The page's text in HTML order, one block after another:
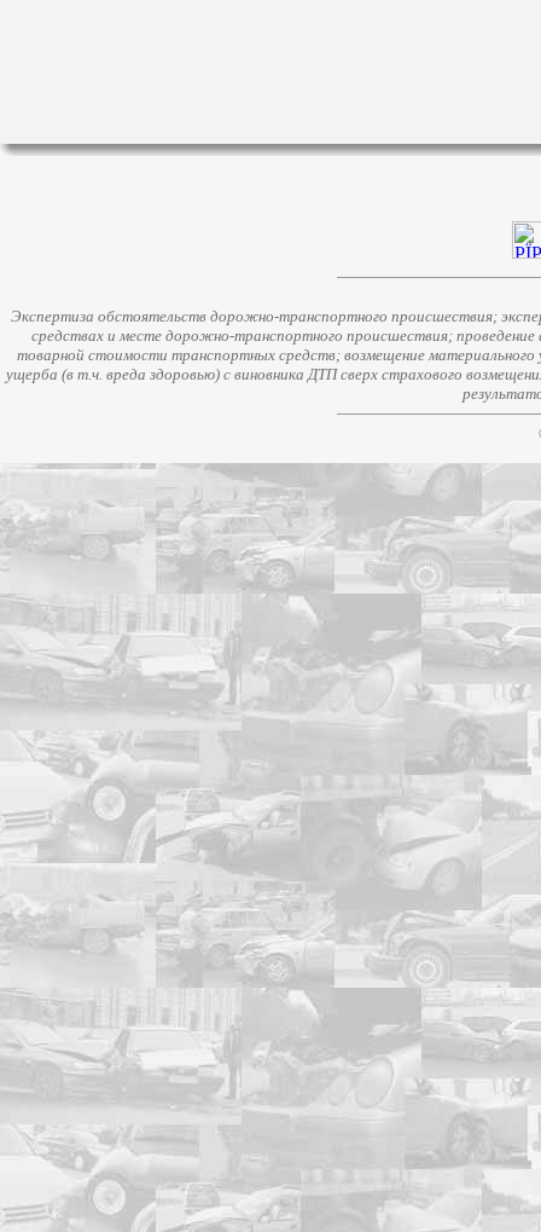
Экспертиза обстоятельств дорожно-транспортного происшествия;
средствах и месте дорожно-транспортного происшествия;
товарной стоимости транспортных средств; возмещение
ущерба (в т.ч. вреда здоровью) с виновника ДТП сверх страхового